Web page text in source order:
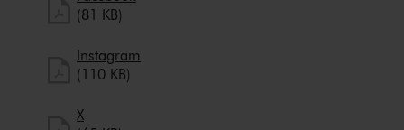
Facebook herunterladen
(81 KB)
Instagram herunterladen
Instagram
(110 KB)
X herunterladen
Xherunterladen